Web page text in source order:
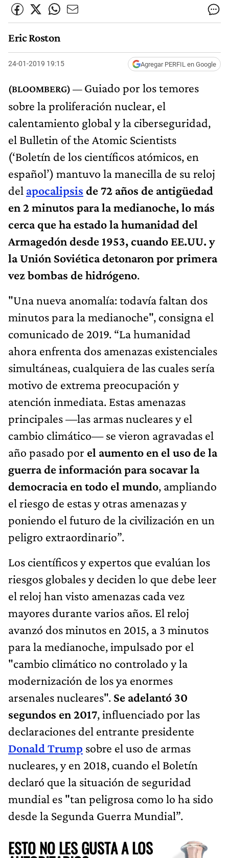
Eric Roston
24-01-2019 19:15 Agregar PERFIL en Google
Guiado por los temores
sobre la proliferación nuclear, el
calentamiento global y la ciberseguridad,
el Bulletin of the Atomic Scientists
(‘Boletín de los científicos atómicos, en
español’) mantuvo la manecilla de su reloj
del apocalipsis de 72 años de antigüedad
en 2 minutos para la medianoche, lo más
cerca que ha estado la humanidad del
Armagedón desde 1953, cuando EE.UU. y
la Unión Soviética detonaron por primera
vez bombas de hidrógeno.
"Una nueva anomalía: todavía faltan dos
minutos para la medianoche", consigna el
comunicado de 2019. “La humanidad
ahora enfrenta dos amenazas existenciales
simultáneas, cualquiera de las cuales sería
motivo de extrema preocupación y
atención inmediata. Estas amenazas
principales —las armas nucleares y el
cambio climático— se vieron agravadas el
año pasado por el aumento en el uso de la
guerra de información para socavar la
democracia en todo el mundo, ampliando
el riesgo de estas y otras amenazas y
poniendo el futuro de la civilización en un
peligro extraordinario”.
Los científicos y expertos que evalúan los
riesgos globales y deciden lo que debe leer
el reloj han visto amenazas cada vez
mayores durante varios años. El reloj
avanzó dos minutos en 2015, a 3 minutos
para la medianoche, impulsado por el
"cambio climático no controlado y la
modernización de los ya enormes
arsenales nucleares". Se adelantó 30
segundos en 2017, influenciado por las
declaraciones del entrante presidente
Donald Trump sobre el uso de armas
nucleares, y en 2018, cuando el Boletín
declaró que la situación de seguridad
mundial es "tan peligrosa como lo ha sido
desde la Segunda Guerra Mundial”.
ESTO NO LES GUSTA A LOS